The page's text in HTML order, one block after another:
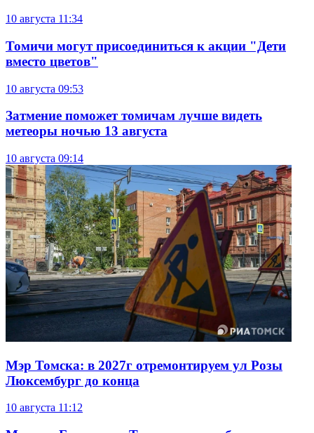
10 августа 11:34
Томичи могут присоединиться к акции "Дети
вместо цветов"
10 августа 09:53
Затмение поможет томичам лучше видеть
метеоры ночью 13 августа
10 августа 09:14
Мэр Томска: в 2027г отремонтируем ул Розы
Люксембург до конца
10 августа 11:12